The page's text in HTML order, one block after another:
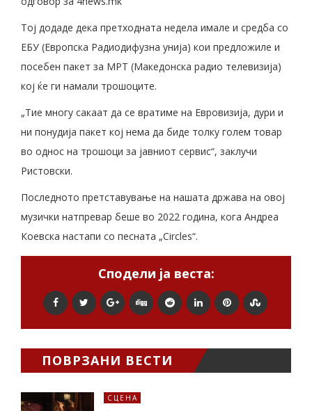
Тој додаде дека претходната недела имале и средба со
ЕБУ (Европска Радиодифузна унија) кои предложиле и
посебен пакет за МРТ (Македонска радио телевизија)
кој ќе ги намали трошоците.
„Тие многу сакаат да се вратиме на Евровизија, дури и
ни понудија пакет кој нема да биде толку голем товар
во однос на трошоци за јавниот сервис“, заклучи
Ристовски.
Последното претставување на нашата држава на овој
музички натпревар беше во 2022 година, кога Андреа
Коевска настапи со песната „Circles“.
Сподели ја веста:
ПОВРЗАНИ ВЕСТИ
СЦЕНА